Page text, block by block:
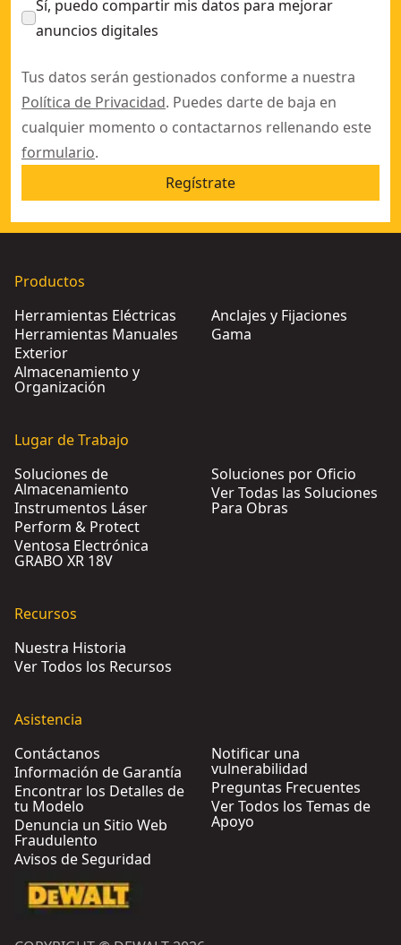
Sí, puedo compartir mis datos para mejorar
anuncios digitales
Tus datos serán gestionados conforme a nuestra
Política de Privacidad. Puedes darte de baja en
cualquier momento o contactarnos rellenando este
formulario.
Regístrate
Productos
Herramientas Eléctricas
Herramientas Manuales
Exterior
Almacenamiento y
Organización
Anclajes y Fijaciones
Gama
Lugar de Trabajo
Soluciones de
Almacenamiento
Instrumentos Láser
Perform & Protect
Ventosa Electrónica
GRABO XR 18V
Soluciones por Oficio
Ver Todas las Soluciones
Para Obras
Recursos
Nuestra Historia
Ver Todos los Recursos
Asistencia
Contáctanos
Información de Garantía
Encontrar los Detalles de
tu Modelo
Denuncia un Sitio Web
Fraudulento
Avisos de Seguridad
Notificar una
vulnerabilidad
Preguntas Frecuentes
Ver Todos los Temas de
Apoyo